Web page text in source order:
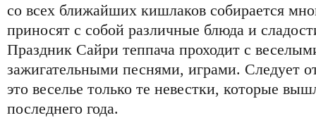
со всех ближайших кишлаков собирается
приносят с собой различные блюда и
Праздник Сайри теппача проходит с
зажигательными песнями, играми. Следует
это веселье только те невестки, которые
последнего года.